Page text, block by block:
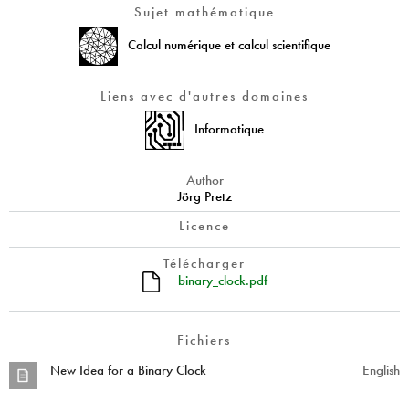
Expositions
Plus...
Demander un nouveau mot de passe
Idea
Clock
Sujet mathématique
Calcul numérique et calcul scientifique
Liens avec d'autres domaines
Informatique
Author
Jörg Pretz
Licence
Télécharger
binary_clock.pdf
Fichiers
English
New Idea for a Binary Clock